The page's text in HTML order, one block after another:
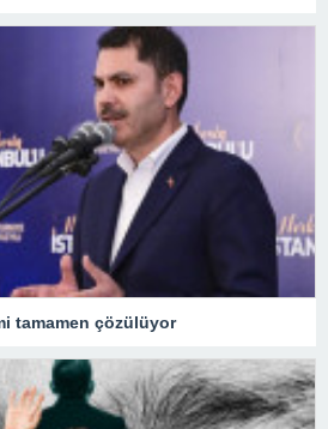
tamamen çözülüyor